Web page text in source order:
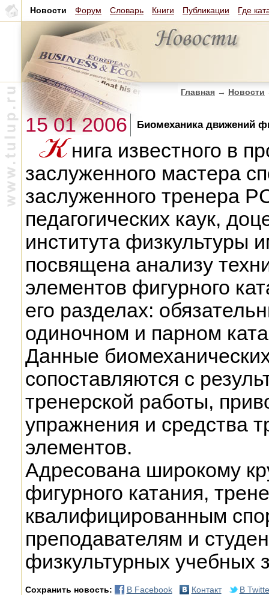
Новости Форум Словарь Книги Публикации Где
Главная → Новости
15 01 2006 Биомеханика движений
нига известного в
заслуженного мастера
заслуженного тренера
педагогических каук,
института физкультуры
посвящена анализу
элементов фигурного
его разделах:
одиночном и парном
Данные
сопоставляются с
тренерской работы,
упражнения и средства
элементов.
Адресована широкому
фигурного катания,
квалифицированным
преподавателям и
физкультурных учебных
Сохранить новость: В Facebook Контакт В